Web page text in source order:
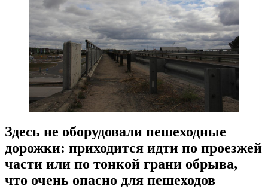
Здесь не оборудовали пешеходные
дорожки: приходится идти по проезжей
части или по тонкой грани обрыва,
что очень опасно для пешеходов